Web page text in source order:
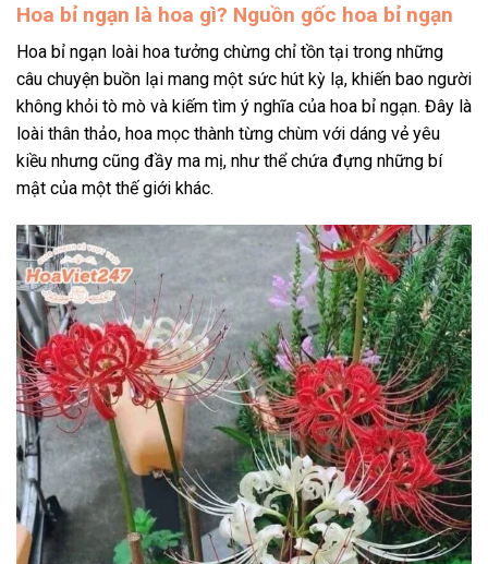
Hoa bỉ ngạn là hoa gì? Nguồn gốc hoa bỉ ngạn
Hoa bỉ ngạn loài hoa tưởng chừng chỉ tồn tại trong những
câu chuyện buồn lại mang một sức hút kỳ lạ, khiến bao người
không khỏi tò mò và kiếm tìm ý nghĩa của hoa bỉ ngạn. Đây là
loài thân thảo, hoa mọc thành từng chùm với dáng vẻ yêu
kiều nhưng cũng đầy ma mị, như thể chứa đựng những bí
mật của một thế giới khác.